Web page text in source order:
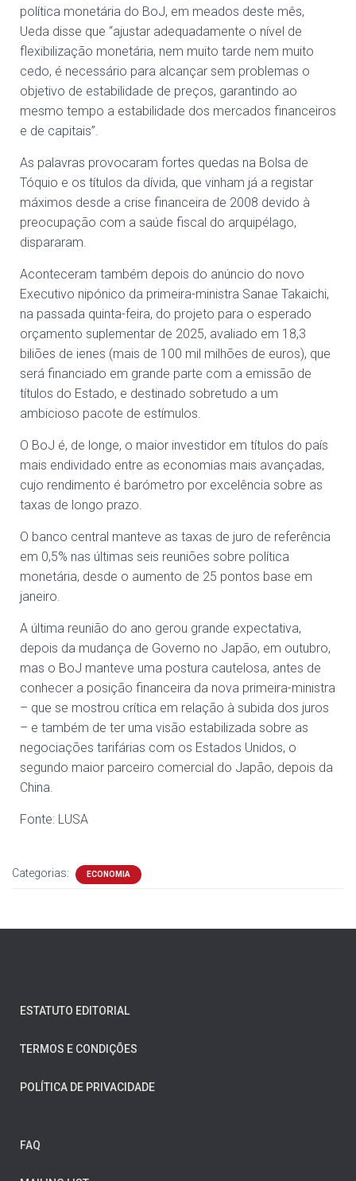
política monetária do BoJ, em meados deste mês,
Ueda disse que “ajustar adequadamente o nível de
flexibilização monetária, nem muito tarde nem muito
cedo, é necessário para alcançar sem problemas o
objetivo de estabilidade de preços, garantindo ao
mesmo tempo a estabilidade dos mercados financeiros
e de capitais”.
As palavras provocaram fortes quedas na Bolsa de
Tóquio e os títulos da dívida, que vinham já a registar
máximos desde a crise financeira de 2008 devido à
preocupação com a saúde fiscal do arquipélago,
dispararam.
Aconteceram também depois do anúncio do novo
Executivo nipónico da primeira-ministra Sanae Takaichi,
na passada quinta-feira, do projeto para o esperado
orçamento suplementar de 2025, avaliado em 18,3
biliões de ienes (mais de 100 mil milhões de euros), que
será financiado em grande parte com a emissão de
títulos do Estado, e destinado sobretudo a um
ambicioso pacote de estímulos.
O BoJ é, de longe, o maior investidor em títulos do país
mais endividado entre as economias mais avançadas,
cujo rendimento é barómetro por excelência sobre as
taxas de longo prazo.
O banco central manteve as taxas de juro de referência
em 0,5% nas últimas seis reuniões sobre política
monetária, desde o aumento de 25 pontos base em
janeiro.
A última reunião do ano gerou grande expectativa,
depois da mudança de Governo no Japão, em outubro,
mas o BoJ manteve uma postura cautelosa, antes de
conhecer a posição financeira da nova primeira-ministra
– que se mostrou crítica em relação à subida dos juros
– e também de ter uma visão estabilizada sobre as
negociações tarifárias com os Estados Unidos, o
segundo maior parceiro comercial do Japão, depois da
China.
Fonte: LUSA
Categorias: ECONOMIA
ESTATUTO EDITORIAL
TERMOS E CONDIÇÕES
POLÍTICA DE PRIVACIDADE
FAQ